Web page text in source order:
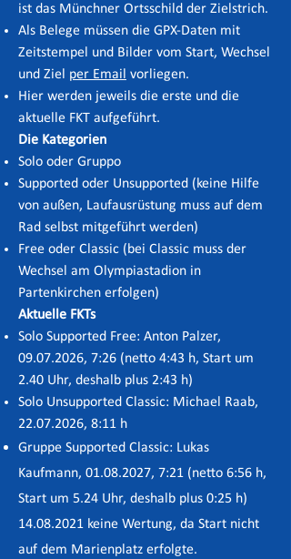
ist das Münchner Ortsschild der Zielstrich.
Als Belege müssen die GPX-Daten mit
Zeitstempel und Bilder vom Start, Wechsel
und Ziel per Email vorliegen.
Hier werden jeweils die erste und die
aktuelle FKT aufgeführt.
Die Kategorien
Solo oder Gruppo
Supported oder Unsupported (keine Hilfe
von außen, Laufausrüstung muss auf dem
Rad selbst mitgeführt werden)
Free oder Classic (bei Classic muss der
Wechsel am Olympiastadion in
Partenkirchen erfolgen)
Aktuelle FKTs​
Solo Supported Free: Anton Palzer,
09.07.2026, 7:26 (netto 4:43 h, Start um
2.40 Uhr, deshalb plus 2:43 h)
Solo Unsupported Classic: Michael Raab,
22.07.2026, 8:11 h
Gruppe Supported Classic: Lukas
Kaufmann, 01.08.2027, 7:21 (netto 6:56 h,
Start um 5.24 Uhr, deshalb plus 0:25 h)
14.08.2021 keine Wertung, da Start nicht
auf dem Marienplatz erfolgte.